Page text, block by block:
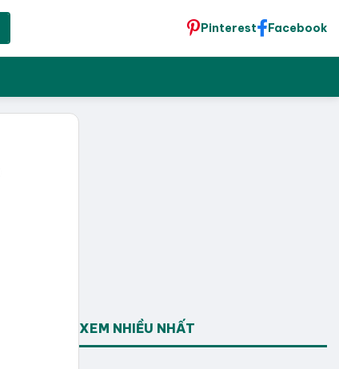
Pinterest Facebook
XEM NHIỀU NHẤT